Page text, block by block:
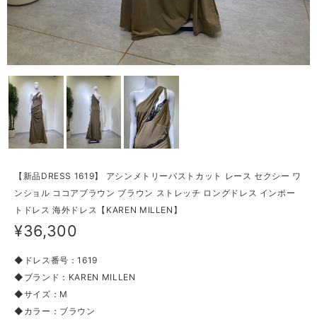
【新品DRESS 1619】 アシンメトリーバストカット レース セクシー ワ
ンショル ココアブラウン ブラウン ストレッチ ロングドレス インポー
トドレス 海外ドレス【KAREN MILLEN】
¥36,300
◆ドレス番号：1619
◆ブランド：KAREN MILLEN
◆サイズ：M
◆カラー：ブラウン